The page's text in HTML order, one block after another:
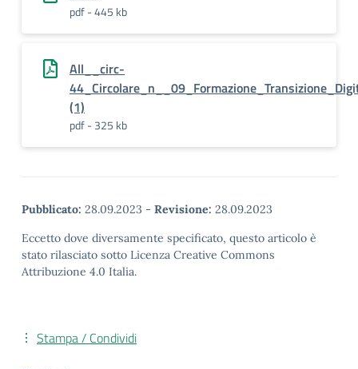
pdf - 445 kb
All__circ-
(1)
pdf - 325 kb
Pubblicato: 28.09.2023 - Revisione: 28.09.2023
Eccetto dove diversamente specificato, questo articolo è
stato rilasciato sotto Licenza Creative Commons
Attribuzione 4.0 Italia.
Stampa / Condividi